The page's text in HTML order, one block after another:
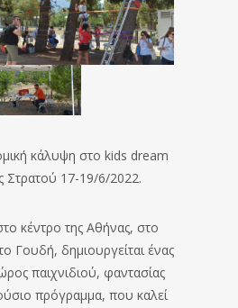
κάλυψη στο kids dream
Στρατού 17-19/6/2022.
κέντρο της Αθήνας, στο
Γουδή, δημιουργείται ένας
παιχνιδιού, φαντασίας
πρόγραμμα, που καλεί